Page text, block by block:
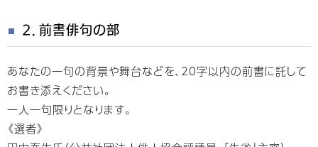
２．前書俳句の部
あなたの一句の背景や舞台などを、20字以内の前書に託して
お書き添えください。
一人一句限りとなります。
《選者》